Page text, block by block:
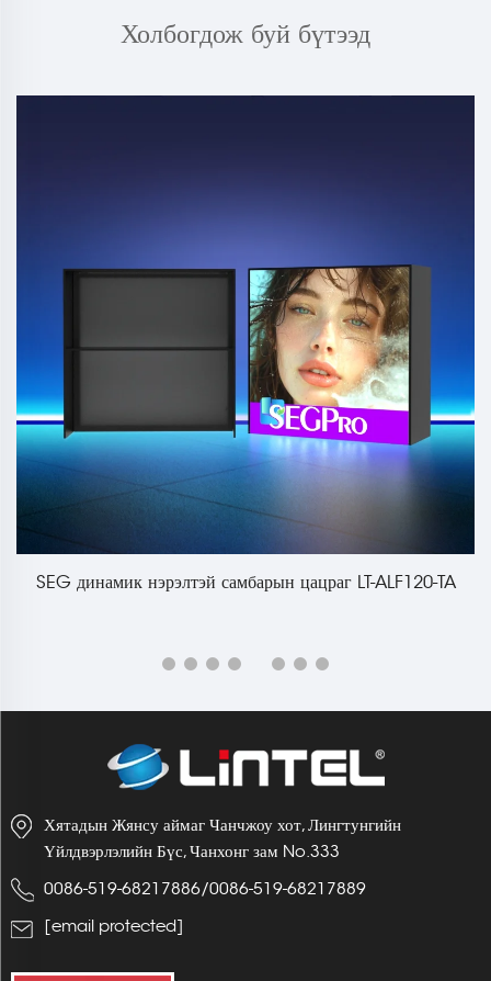
Холбогдож буй бүтээд
SEG динамик нэрэлтэй самбарын цацраг LT-ALF120-TA
Хятадын Жянсу аймаг Чанчжоу хот, Лингтунгийн
Үйлдвэрлэлийн Бүс, Чанхонг зам No.333
0086-519-68217886/0086-519-68217889
[email protected]